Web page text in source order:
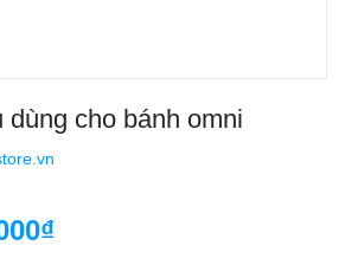
dùng cho bánh omni